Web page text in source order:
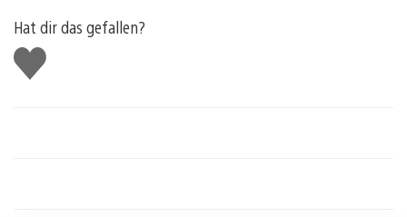
Hat dir das gefallen?
Gefällt
mir